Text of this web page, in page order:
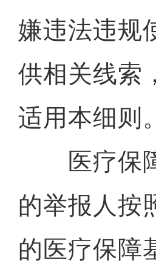
嫌违法违规
供相关线索
适用本细则。
医疗保障
的举报人按
的医疗保障